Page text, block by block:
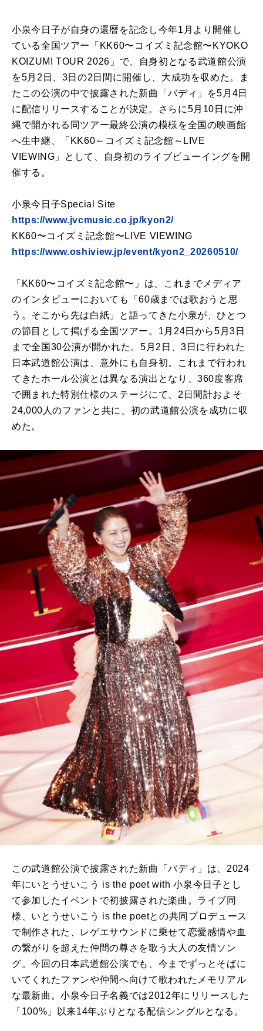
小泉今日子が自身の還暦を記念し今年1月より開催し
ている全国ツアー「KK60〜コイズミ記念館〜KYOKO
KOIZUMI TOUR 2026」で、自身初となる武道館公演
を5月2日、3日の2日間に開催し、大成功を収めた。ま
たこの公演の中で披露された新曲「バディ」を5月4日
に配信リリースすることが決定。さらに5月10日に沖
縄で開かれる同ツアー最終公演の模様を全国の映画館
へ生中継、「KK60～コイズミ記念館～LIVE
VIEWING」として、自身初のライブビューイングを開
催する。
小泉今日子Special Site
https://www.jvcmusic.co.jp/kyon2/
KK60〜コイズミ記念館〜LIVE VIEWING
https://www.oshiview.jp/event/kyon2_20260510/
「KK60〜コイズミ記念館〜」は、これまでメディア
のインタビューにおいても「60歳までは歌おうと思
う。そこから先は白紙」と語ってきた小泉が、ひとつ
の節目として掲げる全国ツアー。1月24日から5月3日
まで全国30公演が開かれた。5月2日、3日に行われた
日本武道館公演は、意外にも自身初。これまで行われ
てきたホール公演とは異なる演出となり、360度客席
で囲まれた特別仕様のステージにて、2日間計およそ
24,000人のファンと共に、初の武道館公演を成功に収
めた。
この武道館公演で披露された新曲「バディ」は、2024
年にいとうせいこう is the poet with 小泉今日子とし
て参加したイベントで初披露された楽曲。ライブ同
様、いとうせいこう is the poetとの共同プロデュース
で制作された、レゲエサウンドに乗せて恋愛感情や血
の繋がりを超えた仲間の尊さを歌う大人の友情ソン
グ。今回の日本武道館公演でも、今までずっとそばに
いてくれたファンや仲間へ向けて歌われたメモリアル
な最新曲。小泉今日子名義では2012年にリリースした
「100%」以来14年ぶりとなる配信シングルとなる。